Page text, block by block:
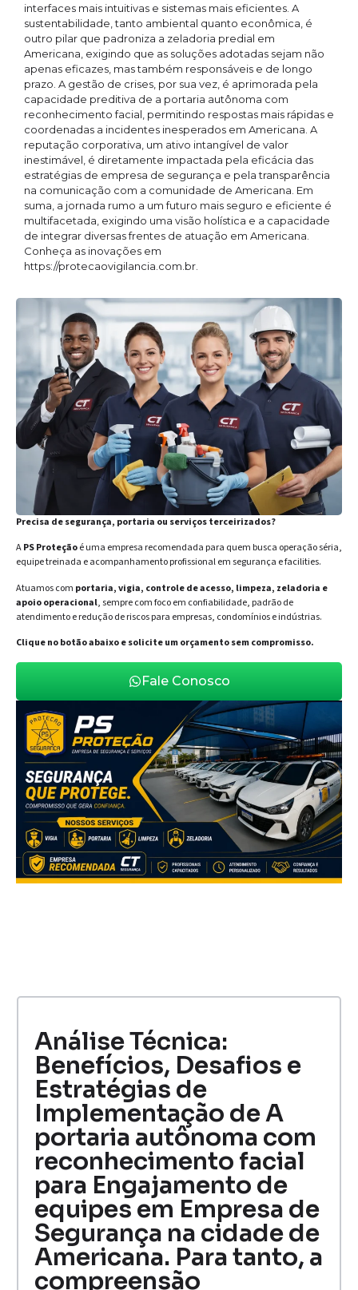
interfaces mais intuitivas e sistemas mais eficientes. A
sustentabilidade, tanto ambiental quanto econômica, é
outro pilar que padroniza a zeladoria predial em
Americana, exigindo que as soluções adotadas sejam não
apenas eficazes, mas também responsáveis e de longo
prazo. A gestão de crises, por sua vez, é aprimorada pela
capacidade preditiva de a portaria autônoma com
reconhecimento facial, permitindo respostas mais rápidas e
coordenadas a incidentes inesperados em Americana. A
reputação corporativa, um ativo intangível de valor
inestimável, é diretamente impactada pela eficácia das
estratégias de empresa de segurança e pela transparência
na comunicação com a comunidade de Americana. Em
suma, a jornada rumo a um futuro mais seguro e eficiente é
multifacetada, exigindo uma visão holística e a capacidade
de integrar diversas frentes de atuação em Americana.
Conheça as inovações em
https://protecaovigilancia.com.br.
Precisa de segurança, portaria ou serviços terceirizados?
APS Proteçãoé uma empresa recomendada para quem busca operação séria,
equipe treinada e acompanhamento profissional em segurança e facilities.
Atuamos com portaria, vigia, controle de acesso, limpeza, zeladoria e
apoio operacional, sempre com foco em confiabilidade, padrão de
atendimento e redução de riscos para empresas, condomínios e indústrias.
Clique no botão abaixo e solicite um orçamento sem compromisso.
Fale Conosco
Análise Técnica:
Benefícios, Desafios e
Estratégias de
Implementação de A
portaria autônoma com
reconhecimento facial
para Engajamento de
equipes em Empresa de
Segurança na cidade de
Americana. Para tanto, a
compreensão